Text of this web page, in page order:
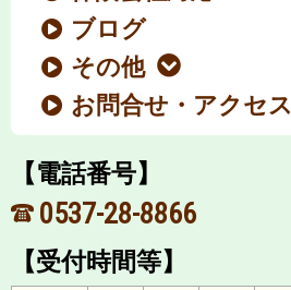
ブログ
その他
お問合せ・アクセス
【電話番号】
0537-28-8866
【受付時間等】